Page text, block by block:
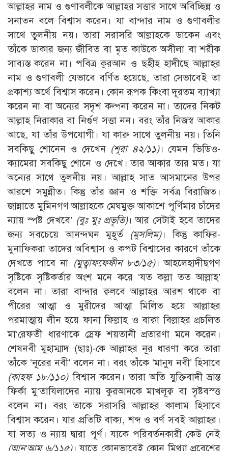
আল্লাহর নাম ও গুণাবলীকে আল্লাহর সত্তার সাথে অবিচ্ছিন্ন ও
সনাতন বলে বিশ্বাস করেন। যা বান্দার নাম ও গুণাবলীর
সাথে তুলনীয় নয়। তারা সরাসরি আল্লাহকে ডাকেন এবং
তাঁকে ডাকার জন্য জীবিত বা মৃত কাউকে অসীলা বা শরীক
সাব্যস্ত করেন না। পবিত্র কুরআন ও ছহীহ হাদীছে আল্লাহর
নাম ও গুণাবলী যেভাবে বর্ণিত হয়েছে, তারা সেভাবেই তা
প্রকাশ্য অর্থে বিশ্বাস করেন। কোন রূপক কিংবা দূরতম ব্যাখ্যা
করেন না বা অন্যের সদৃশ কল্পনা করেন না। তাদের নিকট
আল্লাহ নিরাকার বা নির্গুণ সত্তা নন। বরং তাঁর নিজস্ব আকার
আছে, যা তাঁর উপযোগী। যা কারু সাথে তুলনীয় নয়। তিনি
সবকিছু শোনেন ও দেখেন (শূরা ৪২/১১)। যেমন ভিডিও-
ক্যামেরা সবকিছু শোনে ও দেখে। তার আকার তার মত। যা
অন্যের সাথে তুলনীয় নয়। আল্লাহ সাত আসমানের উপর
আরশে সমুন্নীত। কিন্তু তাঁর জ্ঞান ও শক্তি সর্বত্র বিরাজিত।
জান্নাতে মুমিনগণ আল্লাহকে মেঘমুক্ত আকাশে পূর্ণিমার চাঁদের
ন্যায় স্পষ্ট দেখবে’ (বুঃ মুঃ প্রভৃতি)। আর সেটাই হবে তাদের
জন্য সবচেয়ে আনন্দঘন মুহূর্ত (মুসলিম)। কিন্তু কাফির-
মুনাফিকরা তাদের অবিশ্বাস ও কপট বিশ্বাসের কারণে তাঁকে
দেখতে পাবে না (মুত্বাফফেফীন ৮৩/১৫)। আহলেহাদীছগণ
সৃষ্টিকে সৃষ্টিকর্তার অংশ মনে করে ‘যত কল্লা তত আল্লাহ’
বলেন না। তারা বান্দার ক্বলবে আল্লাহর আরশ থাকে বা
পীরের আত্মা ও মুরীদের আত্মা মিলিত হয়ে আল্লাহর
পরমাত্মায় লীন হয়ে ফানা ফিল্লাহ ও বাক্বা বিল্লাহর প্রচলিত
মা‘রেফতী ধারণাকে স্রেফ শয়তানী প্রতারণা মনে করেন।
শেষনবী মুহাম্মাদ (ছাঃ)-কে আল্লাহর নূর ধারণা করে তারা
তাঁকে ‘নূরের নবী’ বলেন না। বরং তাঁকে ‘মানুষ নবী’ হিসাবে
(কাহফ ১৮/১১০)বিশ্বাস করেন। তারা অতি যুক্তিবাদী ভ্রান্ত
ফির্কা মু‘তাযিলাদের ন্যায় কুরআনকে মাখলূক্ব বা সৃষ্টবস্ত্ত
বলেন না। বরং তাকে সরাসরি আল্লাহর কালাম হিসাবে
বিশ্বাস করেন। যার প্রতিটি বাক্য, শব্দ ও বর্ণ সবই আল্লাহর।
যা সত্য ও ন্যায় দ্বারা পূর্ণ। যাকে পরিবর্তনকারী কেউ নেই
(আন‘আম ৬/১১৫)। যাতে কোনভাবেই কোন মিথ্যা প্রবেশের